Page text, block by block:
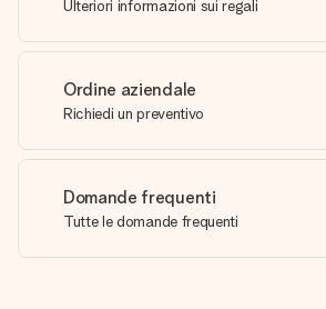
Ulteriori informazioni sui regali
Ordine aziendale
Richiedi un preventivo
Domande frequenti
Tutte le domande frequenti